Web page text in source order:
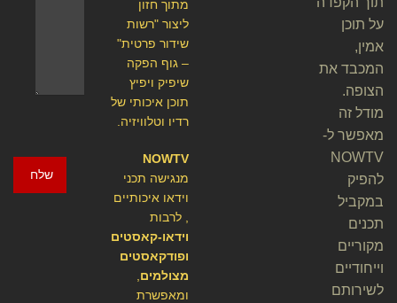
שלח
מתוך חזון
ליצור "רשות
שידור פרטית"
– גוף הפקה
שיפיק ויפיץ
תוכן איכותי של
רדיו וטלוויזיה.
NOWTV
מנגישה תכני
וידאו איכותיים
, לרבות
וידאו-קאסטים
ופודקאסטים
מצולמים,
ומאפשרת
על תוכן
אמין,
המכבד את
הצופה.
מודל זה
מאפשר ל-
NOWTV
להפיק
במקביל
תכנים
מקוריים
וייחודיים
לשירותם